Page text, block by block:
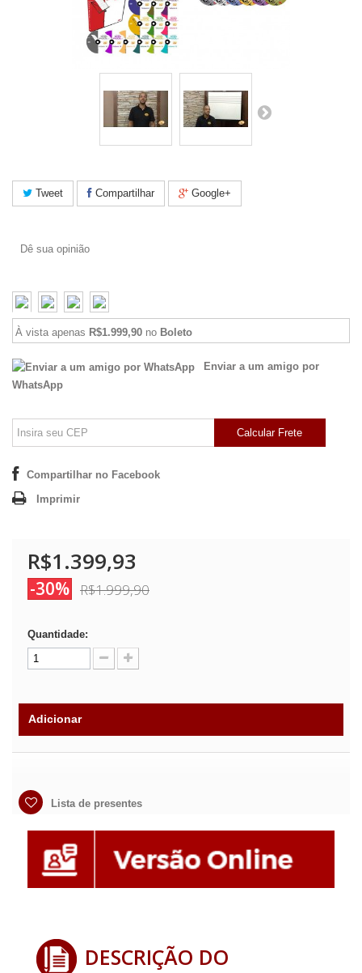
Tweet Compartilhar Google+
Dê sua opinião
À vista apenas R$1.999,90 no Boleto
Enviar a um amigo por
WhatsApp
Calcular Frete
Compartilhar no Facebook
Imprimir
R$1.399,93
-30% R$1.999,90
Quantidade:
Adicionar
Lista de presentes
DESCRIÇÃO DO